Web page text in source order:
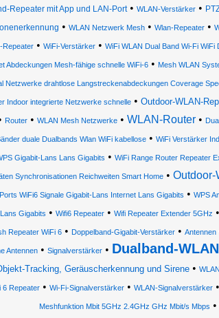
Repeater mit App und LAN-Port• WLAN-Verstärker•
• WLAN Netzwerk Mesh• Wlan-Repeater•
Repeater• WiFi-Verstärker• WiFi WLAN Dual Band Wi-Fi
Abdeckungen Mesh-fähige schnelle WiFi-6• Mesh WLAN
Netzwerke drahtlose Langstreckenabdeckungen Coverage
Indoor integrierte Netzwerke schnelle• Outdoor-WLAN-
Router• WLAN Mesh Netzwerke• WLAN-Router•
duale Dualbands Wlan WiFi kabellose• WiFi Verstärker
Gigabit-Lans Lans Gigabits • WiFi Range Router Repeater
Synchronisationen Reichweiten Smart Home • Outdoor-
WiFi6 Signale Gigabit-Lans Internet Lans Gigabits • WPS
Gigabits • Wifi6 Repeater • Wifi Repeater Extender 5GHz •
Repeater WiFi 6• Doppelband-Gigabit-Verstärker• Antennen
Antennen• Signalverstärker• Dualband-
Tracking, Geräuscherkennung und Sirene•
6 Repeater • Wi-Fi-Signalverstärker • WLAN-Signalverstärker •
Meshfunktion Mbit 5GHz 2.4GHz GHz Mbit/s Mbps •